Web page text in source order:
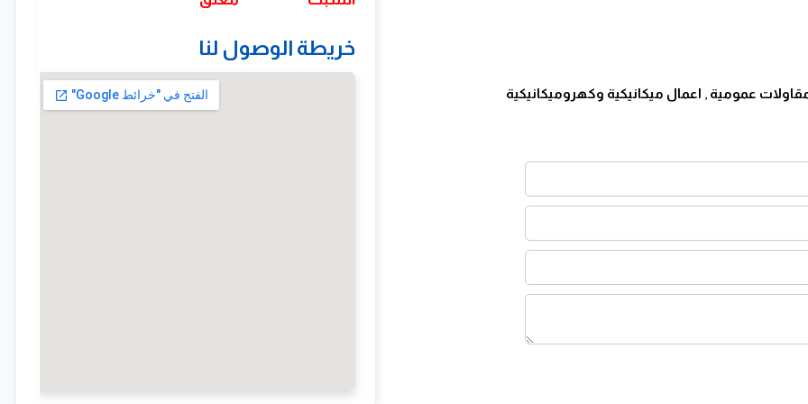
المستقبلية.
عمومية , اعمال ميكانيكية وكهروميكانيكية
خريطة الوصول لنا